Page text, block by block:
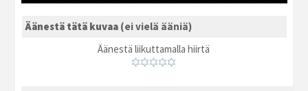
Äänestä tätä kuvaa (ei vielä ääniä)
Äänestä liikuttamalla hiirtä